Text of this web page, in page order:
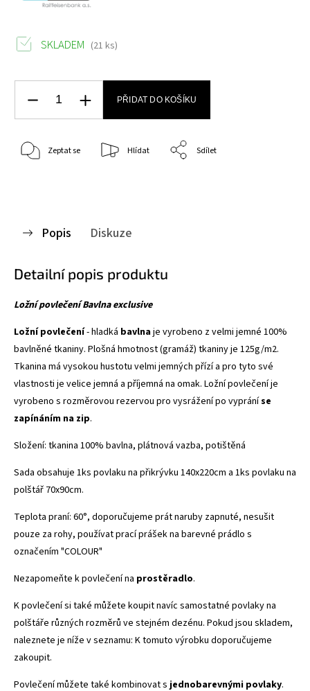
SKLADEM (21 ks)
PŘIDAT DO KOŠÍKU
Zeptat se Hlídat Sdílet
Popis Diskuze
Detailní popis produktu
Ložní povlečení Bavlna exclusive
Ložní povlečení- hladká bavlnaje vyrobeno z velmi jemné 100%
bavlněné tkaniny. Plošná hmotnost (gramáž) tkaniny je 125g/m2.
Tkanina má vysokou hustotu velmi jemných přízí a pro tyto své
vlastnosti je velice jemná a příjemná na omak. Ložní povlečení je
vyrobeno s rozměrovou rezervou pro vysrážení po vypráníse
zapínáním na zip.
Složení: tkanina 100% bavlna, plátnová vazba, potištěná
Sada obsahuje 1ks povlaku na přikrývku 140x220cm a 1ks povlaku na
polštář 70x90cm.
Teplota praní: 60°, doporučujeme prát naruby zapnuté, nesušit
pouze za rohy, používat prací prášek na barevné prádlo s
označením "COLOUR"
Nezapomeňte k povlečení na prostěradlo.
K povlečení si také můžete koupit navíc samostatné povlaky na
polštáře různých rozměrů ve stejném dezénu. Pokud jsou skladem,
naleznete je níže v seznamu: K tomuto výrobku doporučujeme
zakoupit.
Povlečení můžete také kombinovat sjednobarevnými povlaky.